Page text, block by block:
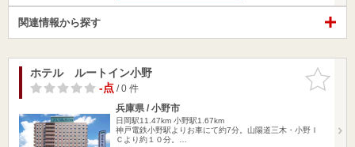
関連情報から探す
お気に入
りに追加
ホテル ルートイン小野
-点/ 0 件
兵庫県 / 小野市
日岡駅11.47km 小野駅1.67km
神戸電鉄小野駅よりお車にて約7分。山陽道三木・小野Ｉ
Ｃより約１０分。…